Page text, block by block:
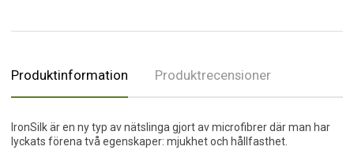
Produktinformation Produktrecensioner
IronSilk är en ny typ av nätslinga gjort av microfibrer där man har
lyckats förena två egenskaper: mjukhet och hållfasthet.